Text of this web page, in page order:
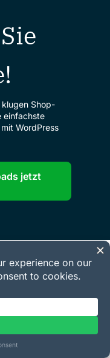
Shop-
einfachste
WordPress
jetzt